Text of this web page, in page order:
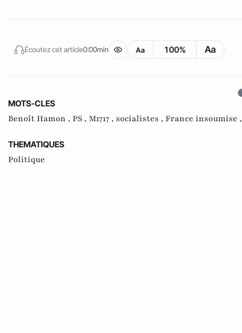
Écoutez cet article0:00min Aa 100% Aa
MOTS-CLES
Benoît Hamon , PS , M1717 , socialistes , France insoumise ,
THEMATIQUES
Politique